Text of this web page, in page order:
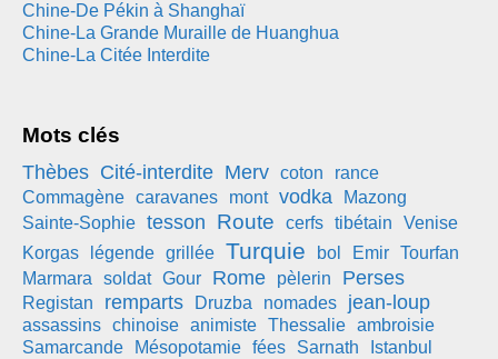
Chine-De Pékin à Shanghaï
Chine-La Grande Muraille de Huanghua
Chine-La Citée Interdite
Mots clés
Thèbes Cité-interdite Merv coton
rance
Commagène caravanes mont vodka
Mazong
Sainte-Sophie tesson Route cerfs tibétain
Venise
Korgas
légende grillée Turquie bol Emir Tourfan
Marmara
soldat Gour Rome pèlerin Perses
Registan remparts Druzba nomades jean-loup
assassins chinoise animiste Thessalie ambroisie
Samarcande
Mésopotamie fées Sarnath Istanbul